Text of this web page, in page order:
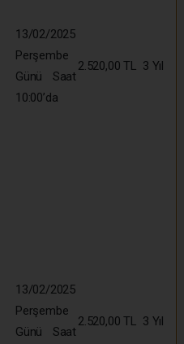
13/02/2025
Perşembe
Günü Saat
10:00’da
2.520,00 TL 3 Yıl
13/02/2025
Perşembe
Günü Saat
2.520,00 TL 3 Yıl